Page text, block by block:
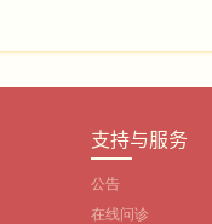
支持与服务
公告
在线问诊